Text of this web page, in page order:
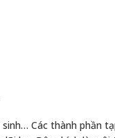
Các thành phần